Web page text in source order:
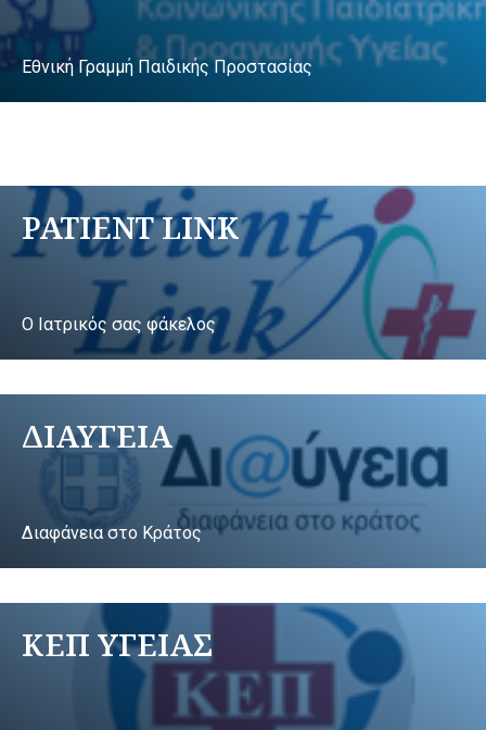
Εθνική Γραμμή Παιδικής Προστασίας
PATIENT LINK
Ο Ιατρικός σας φάκελος
ΔΙΑΥΓΕΙΑ
Διαφάνεια στο Κράτος
ΚΕΠ ΥΓΕΙΑΣ